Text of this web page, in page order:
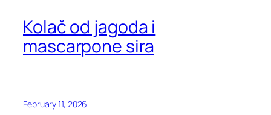
Kolač od jagoda i
mascarpone sira
February 11, 2026